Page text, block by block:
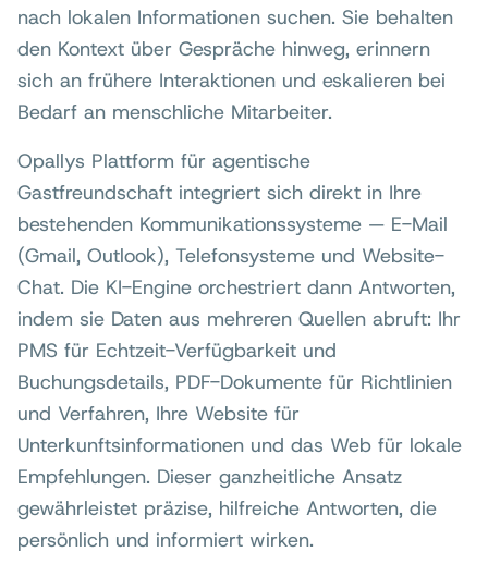
nach lokalen Informationen suchen. Sie behalten
den Kontext über Gespräche hinweg, erinnern
sich an frühere Interaktionen und eskalieren bei
Bedarf an menschliche Mitarbeiter.
Opallys Plattform für agentische
Gastfreundschaft integriert sich direkt in Ihre
bestehenden Kommunikationssysteme — E-Mail
(Gmail, Outlook), Telefonsysteme und Website-
Chat. Die KI-Engine orchestriert dann Antworten,
indem sie Daten aus mehreren Quellen abruft: Ihr
PMS für Echtzeit-Verfügbarkeit und
Buchungsdetails, PDF-Dokumente für Richtlinien
und Verfahren, Ihre Website für
Unterkunftsinformationen und das Web für lokale
Empfehlungen. Dieser ganzheitliche Ansatz
gewährleistet präzise, hilfreiche Antworten, die
persönlich und informiert wirken.